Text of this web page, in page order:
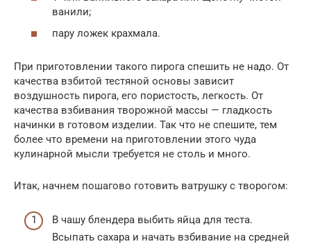
ванили;
пару ложек крахмала.
При приготовлении такого пирога спешить не надо. От
качества взбитой тестяной основы зависит
воздушность пирога, его пористость, легкость. От
качества взбивания творожной массы — гладкость
начинки в готовом изделии. Так что не спешите, тем
более что времени на приготовлении этого чуда
кулинарной мысли требуется не столь и много.
Итак, начнем пошагово готовить ватрушку с творогом:
В чашу блендера выбить яйца для теста.
Всыпать сахара и начать взбивание на средней